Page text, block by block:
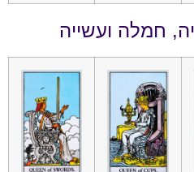
חמלה ועשייה